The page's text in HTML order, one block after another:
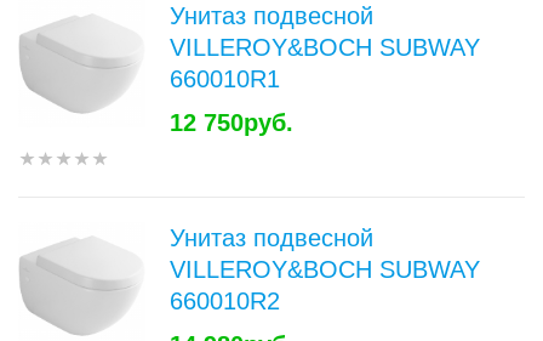
Унитаз подвесной
VILLEROY&BOCH SUBWAY
660010R1
12 750руб.
Унитаз подвесной
VILLEROY&BOCH SUBWAY
660010R2